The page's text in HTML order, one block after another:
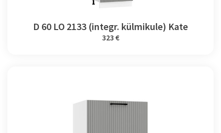
D 60 LO 2133 (integr. külmikule) Kate
323 €